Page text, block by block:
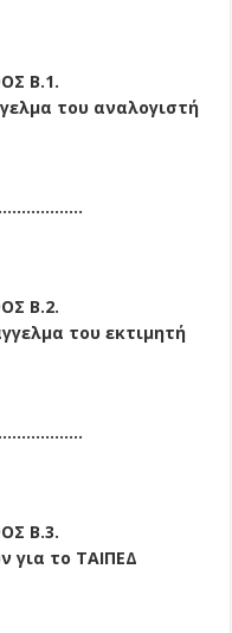
Β.1.
του αναλογιστή
Β.2.
του εκτιμητή
Β.3.
για το ΤΑΙΠΕΔ